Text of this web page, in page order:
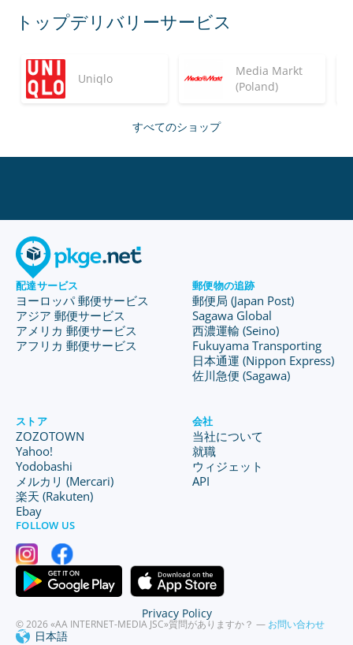
トップデリバリーサービス
Uniqlo
Media Markt
(Poland)
すべてのショップ
配達サービス
ヨーロッパ 郵便サービス
アジア 郵便サービス
アメリカ 郵便サービス
アフリカ 郵便サービス
郵便物の追跡
郵便局 (Japan Post)
Sagawa Global
西濃運輸 (Seino)
Fukuyama Transporting
日本通運 (Nippon Express)
佐川急便 (Sagawa)
ストア
ZOZOTOWN
Yahoo!
Yodobashi
メルカリ (Mercari)
楽天 (Rakuten)
Ebay
会社
当社について
就職
ウィジェット
API
FOLLOW US
© 2026 «AA INTERNET-MEDIA JSC»質問がありますか？ — お問い合わせ
日本語
Privacy Policy